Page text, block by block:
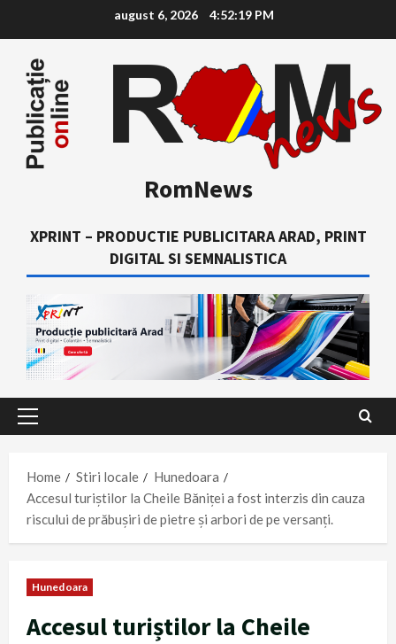
content
august 6, 2026 4:52:20 PM
RomNews
XPRINT – PRODUCTIE PUBLICITARA ARAD, PRINT
DIGITAL SI SEMNALISTICA
Primary
Home
Stiri locale
Hunedoara
Accesul turiștilor la Cheile Băniței a fost interzis din cauza
riscului de prăbușiri de pietre și arbori de pe versanți.
Hunedoara
Accesul turiștilor la Cheile